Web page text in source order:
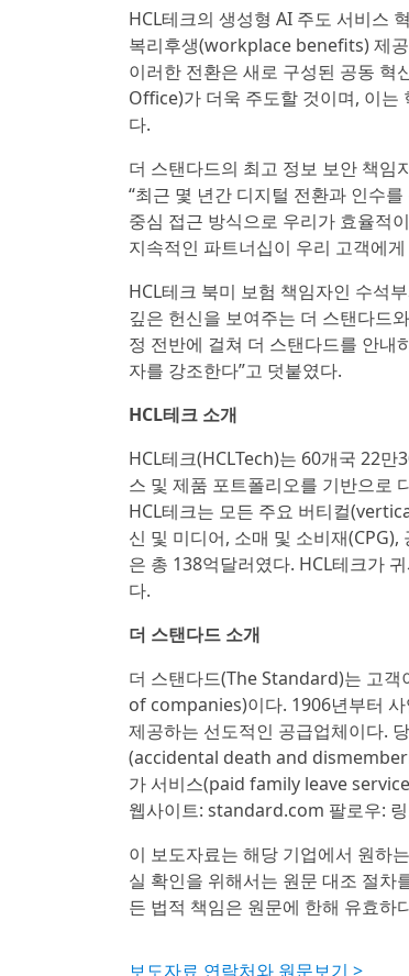
HCL테크의 생성형 AI 주도 서비스
복리후생(workplace benefits) 제
이러한 전환은 새로 구성된 공동
Office)가 더욱 주도할 것이며, 이는
다.
더 스탠다드의 최고 정보 보안 책임
“최근 몇 년간 디지털 전환과 인수
중심 접근 방식으로 우리가 효율적
지속적인 파트너십이 우리 고객에
HCL테크 북미 보험 책임자인 수석
깊은 헌신을 보여주는 더 스탠다드
정 전반에 걸쳐 더 스탠다드를 안내
자를 강조한다”고 덧붙였다.
HCL테크 소개
HCL테크(HCLTech)는 60개국 22
스 및 제품 포트폴리오를 기반으로
HCL테크는 모든 주요 버티컬
신 및 미디어, 소매 및 소비재
은 총 138억달러였다. HCL테크가
다.
더 스탠다드 소개
더 스탠다드(The Standard)는 고
of companies)이다. 1906년부터
제공하는 선도적인 공급업체이다.
(accidental death and
가 서비스(paid family leave
웹사이트: standard.com 팔로우:
이 보도자료는 해당 기업에서 원하
실 확인을 위해서는 원문 대조 절차
든 법적 책임은 원문에 한해 유효하
보도자료 연락처와 원문보기 >